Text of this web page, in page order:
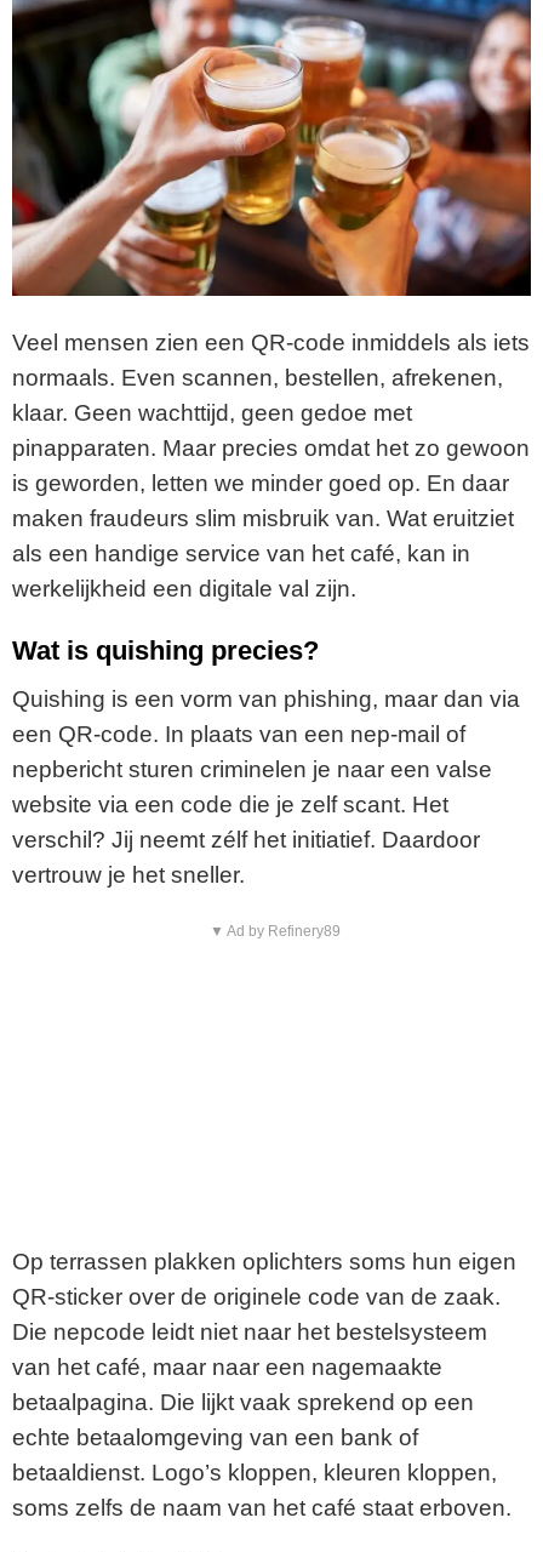
Veel mensen zien een QR-code inmiddels als iets
normaals. Even scannen, bestellen, afrekenen,
klaar. Geen wachttijd, geen gedoe met
pinapparaten. Maar precies omdat het zo gewoon
is geworden, letten we minder goed op. En daar
maken fraudeurs slim misbruik van. Wat eruitziet
als een handige service van het café, kan in
werkelijkheid een digitale val zijn.
Wat is quishing precies?
Quishing is een vorm van phishing, maar dan via
een QR-code. In plaats van een nep-mail of
nepbericht sturen criminelen je naar een valse
website via een code die je zelf scant. Het
verschil? Jij neemt zélf het initiatief. Daardoor
vertrouw je het sneller.
▼ Ad by Refinery89
Op terrassen plakken oplichters soms hun eigen
QR-sticker over de originele code van de zaak.
Die nepcode leidt niet naar het bestelsysteem
van het café, maar naar een nagemaakte
betaalpagina. Die lijkt vaak sprekend op een
echte betaalomgeving van een bank of
betaaldienst. Logo’s kloppen, kleuren kloppen,
soms zelfs de naam van het café staat erboven.